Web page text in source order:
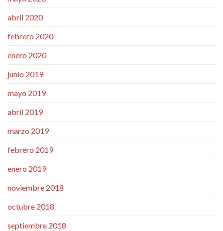
abril 2020
febrero 2020
enero 2020
junio 2019
mayo 2019
abril 2019
marzo 2019
febrero 2019
enero 2019
noviembre 2018
octubre 2018
septiembre 2018